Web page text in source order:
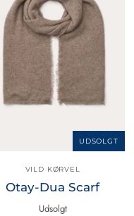
UDSOLGT
VILD KØRVEL
Otay-Dua Scarf
Udsolgt